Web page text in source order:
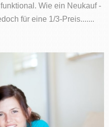
Wie ein Neukauf -
für eine 1/3-Preis.......